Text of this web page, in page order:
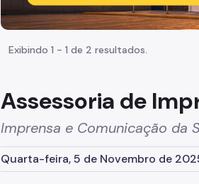
Exibindo 1 - 1 de 2 resultados.
Assessoria de
Imprensa e Comunicação da
Quarta-feira, 5 de Novembro de